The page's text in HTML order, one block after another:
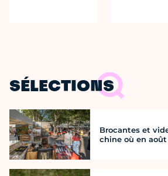
SÉLECTIONS
Brocantes et
chine où en août